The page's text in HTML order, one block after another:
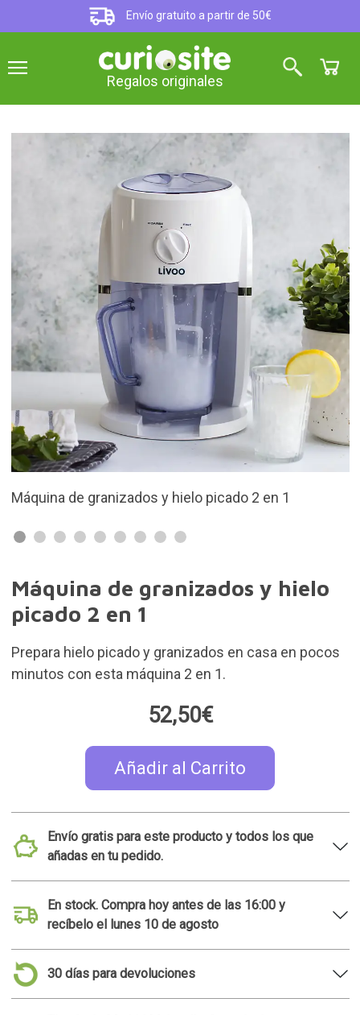
Envío gratuito a partir de 50€
Regalos originales
granizados y hielo picado 2 en 1
Elige entre
Máquina de granizados y hielo
Prepara hielo picado y granizados en casa en pocos
Añadir al Carrito
Envío gratis para este producto y todos los que
añadas en tu pedido.
En stock. Compra hoy antes de las 16:00 y
recíbelo el lunes 10 de agosto
30 días para devoluciones